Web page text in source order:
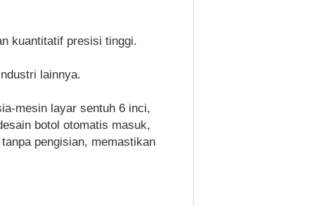
kuantitatif presisi tinggi.
lainnya.
mesin layar sentuh 6 inci,
botol otomatis masuk,
pengisian, memastikan